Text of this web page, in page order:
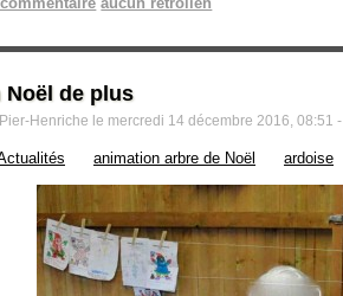
Noël de plus
Henriche le mercredi 14 décembre 2016, 08:51 -
animation arbre de Noël ardoise